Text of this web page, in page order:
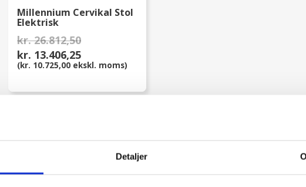
Detaljer
Millennium Cervikal Stol
Elektrisk
kr. 26.812,50
kr. 13.406,25
(kr. 10.725,00 ekskl. moms)